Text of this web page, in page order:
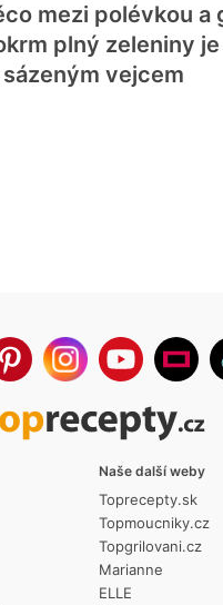
mezi polévkou a
plný zeleniny je
vejcem
Naše další weby
Toprecepty.sk
Topmoucniky.cz
Topgrilovani.cz
Marianne
ELLE